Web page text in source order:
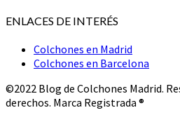
ENLACES DE INTERÉS
Colchones en Madrid
Colchones en Barcelona
©2022 Blog de Colchones Madrid.
derechos. Marca Registrada ®